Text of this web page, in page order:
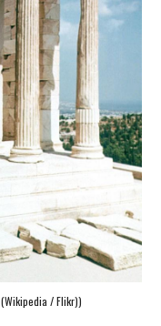
(Wikipedia / Flikr))